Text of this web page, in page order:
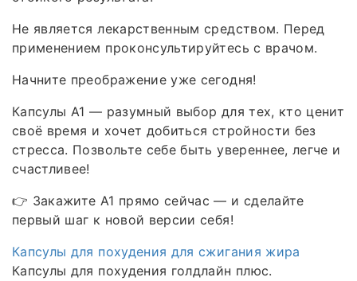
Не является лекарственным средством. Перед
применением проконсультируйтесь с врачом.
Начните преображение уже сегодня!
Капсулы А1 — разумный выбор для тех, кто ценит
своё время и хочет добиться стройности без
стресса. Позвольте себе быть увереннее, легче и
счастливее!
👉 Закажите А1 прямо сейчас — и сделайте
первый шаг к новой версии себя!
Капсулы для похудения для сжигания жира
Капсулы для похудения голдлайн плюс.